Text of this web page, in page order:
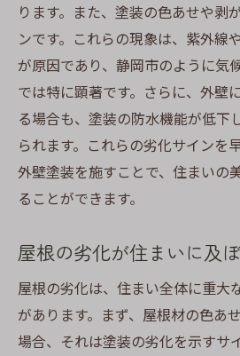
費用対効果の高い塗り
住まいの価値を高めるた
装
屋根の劣化サインを見逃さな
見逃してはいけない屋
劣化サインをチェック
外壁塗装で屋根を保護す
プロに任せるべき劣化
効果的な塗装プランニ
静岡市の気候に適した外壁
メンテナンス
ります。また、塗装の色あせや剥
ンです。これらの現象は、紫外線
が原因であり、静岡市のように気
では特に顕著です。さらに、外壁
る場合も、塗装の防水機能が低下
られます。これらの劣化サインを
外壁塗装を施すことで、住まいの
ることができます。
屋根の劣化が住まいに及
屋根の劣化は、住まい全体に重大
があります。まず、屋根材の色あ
場合、それは塗装の劣化を示すサ